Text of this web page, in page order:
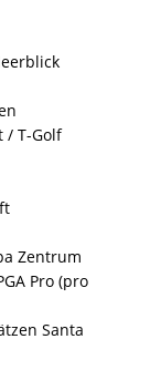
/ T-Golf
Zentrum
Pro (pro
Santa